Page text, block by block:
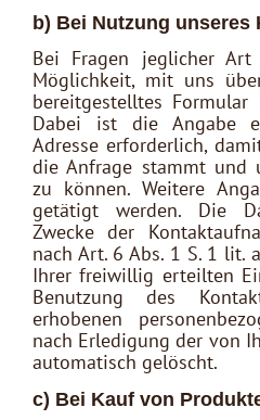
b) Bei Nutzung
Bei Fragen jeglicher
Möglichkeit, mit uns
bereitgestelltes Formular
Dabei ist die Angabe
Adresse erforderlich,
die Anfrage stammt und
zu können. Weitere
getätigt werden. Die
Zwecke der
nach Art. 6 Abs. 1 S. 1 lit.
Ihrer freiwillig erteilten
Benutzung des
erhobenen
nach Erledigung der von
automatisch gelöscht.
c) Bei Kauf von